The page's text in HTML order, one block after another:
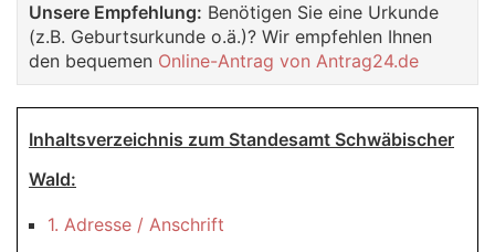
Unsere Empfehlung: Benötigen Sie eine Urkunde
(z.B. Geburtsurkunde o.ä.)? Wir empfehlen Ihnen
den bequemen Online-Antrag von Antrag24.de
Inhaltsverzeichnis zum Standesamt Schwäbischer
Wald:
1. Adresse / Anschrift